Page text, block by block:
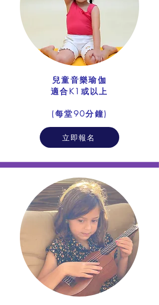
兒童音樂瑜伽
適合K1或以上
​(每堂90分鐘)
立即報名